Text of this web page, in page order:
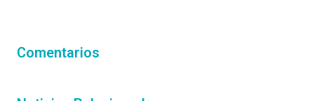
Comentarios